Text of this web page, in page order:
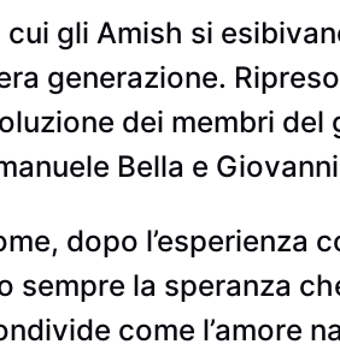
gli Amish si
generazione.
dei membri
Bella e
dopo l’esperienza
la speranza
come l’amore